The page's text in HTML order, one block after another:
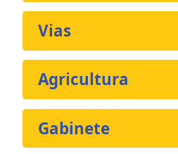
Vias
Agricultura
Gabinete